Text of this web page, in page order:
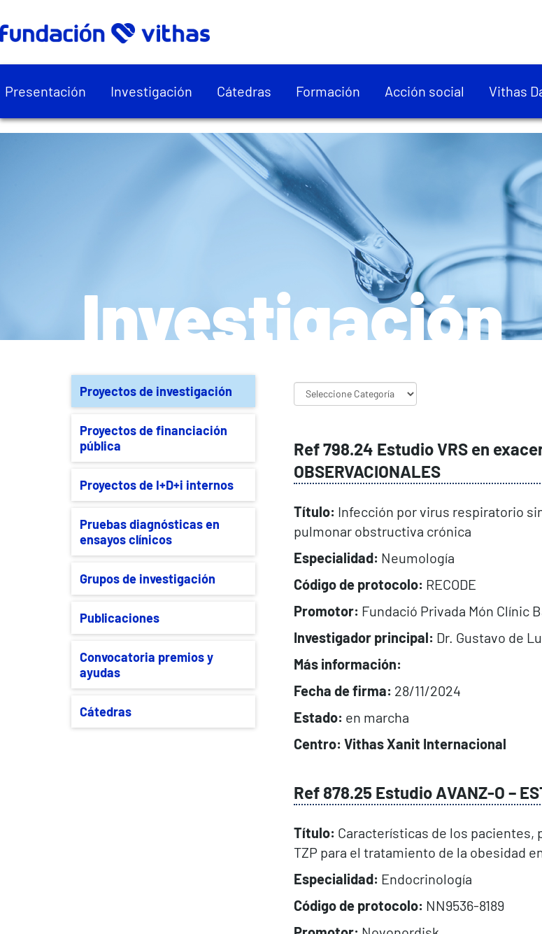
Presentación Investigación Cátedras Formación Acción social Vithas
Investigación
Proyectos de investigación
Proyectos de financiación
pública
Proyectos de I+D+i internos
Pruebas diagnósticas en
ensayos clínicos
Grupos de investigación
Publicaciones
Convocatoria premios y
ayudas
Cátedras
Ref 798.24 Estudio VRS en
OBSERVACIONALES
Título: Infección por virus respiratorio
pulmonar obstructiva crónica
Especialidad: Neumología
Código de protocolo: RECODE
Promotor: Fundació Privada Món Clínic
Investigador principal: Dr. Gustavo de
Más información:
Fecha de firma: 28/11/2024
Estado: en marcha
Centro: Vithas Xanit Internacional
Ref 878.25 Estudio AVANZ-O –
Título: Características de los pacientes,
TZP para el tratamiento de la obesidad
Especialidad: Endocrinología
Código de protocolo: NN9536-8189